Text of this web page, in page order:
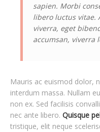
sapien. Morbi
libero luctus vitae.
viverra, eget
accumsan, viverra
Mauris ac euismod dolor,
interdum massa. Nullam
non ex. Sed facilisis
nec ante libero. Quisque
tristique, elit neque